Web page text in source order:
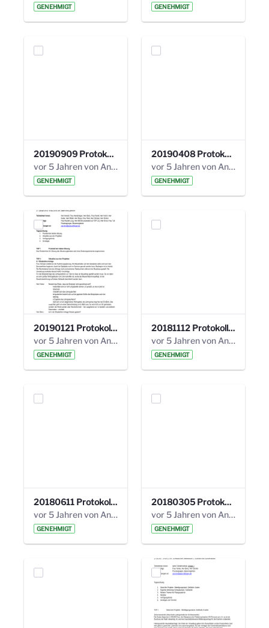
GENEHMIGT GENEHMIGT
20190909 Protokoll 27. Steuerungskreis.pdf
vor 5 Jahren von Anni Schlumberger
GENEHMIGT
20190408 Protokoll 26. Steuerungskreis.pdf
vor 5 Jahren von Anni Schlumberger
GENEHMIGT
20190121 Protokoll 25. Steuerungskreis.pdf
vor 5 Jahren von Anni Schlumberger
GENEHMIGT
20181112 Protokoll 24. Steuerungskreis.pdf
vor 5 Jahren von Anni Schlumberger
GENEHMIGT
20180611 Protokoll 23. Steuerungskreis.pdf
vor 5 Jahren von Anni Schlumberger
GENEHMIGT
20180305 Protokoll 22. Steuerungskreis.pdf
vor 5 Jahren von Anni Schlumberger
GENEHMIGT